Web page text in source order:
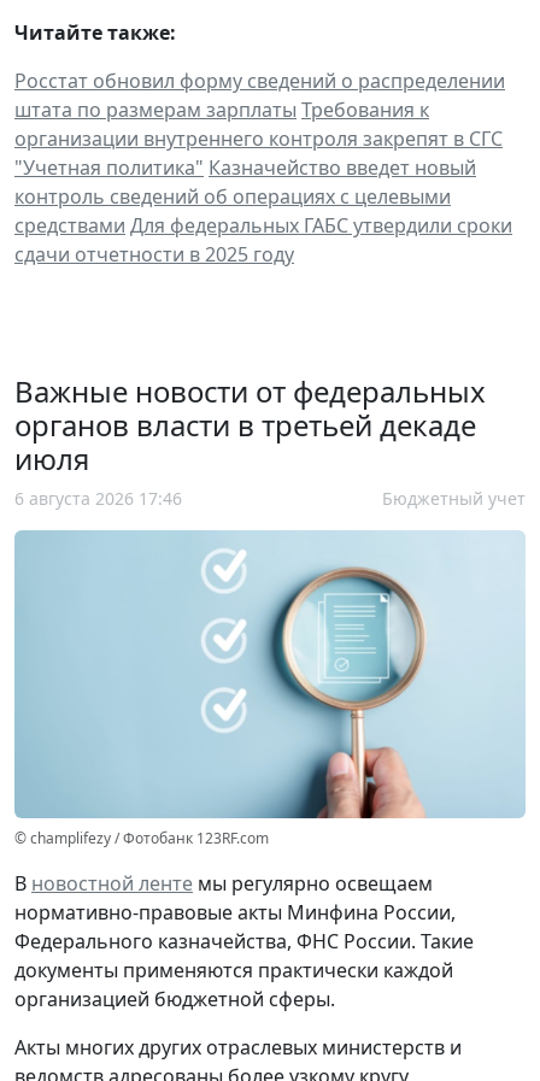
Читайте также:
Росстат обновил форму сведений о распределении
штата по размерам зарплаты Требования к
организации внутреннего контроля закрепят в СГС
"Учетная политика" Казначейство введет новый
контроль сведений об операциях с целевыми
средствами Для федеральных ГАБС утвердили сроки
сдачи отчетности в 2025 году
Важные новости от федеральных
органов власти в третьей декаде
июля
6 августа 2026 17:46 Бюджетный учет
© champlifezy / Фотобанк 123RF.com
В новостной ленте мы регулярно освещаем
нормативно-правовые акты Минфина России,
Федерального казначейства, ФНС России. Такие
документы применяются практически каждой
организацией бюджетной сферы.
Акты многих других отраслевых министерств и
ведомств адресованы более узкому кругу